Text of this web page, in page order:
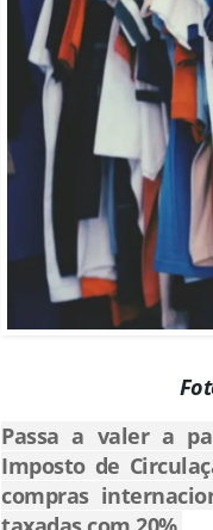
Passa a valer a
Imposto de
compras